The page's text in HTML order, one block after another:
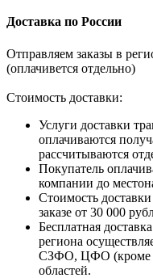
Доставка по России
Отправляем заказы в
(оплачивется отдельно)
Стоимость доставки:
Услуги доставки
оплачиваются
рассчитываются
Покупатель
компании до
Стоимость
заказе от 30 000
Бесплатная
региона
СЗФО, ЦФО (кроме
областей.